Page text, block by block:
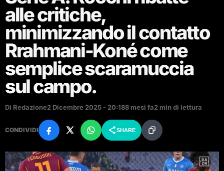
alle critiche,
minimizzando il contatto
Rrahmani-Koné come
semplice scaramuccia
sul campo.
Di Redazione2 Dicembre 2025 - 20:188 mesi fa2 min di lettura
CONDIVIDI SHARE